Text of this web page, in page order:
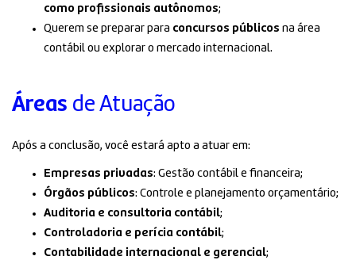
como profissionais autônomos;
Querem se preparar para concursos públicos na área
contábil ou explorar o mercado internacional.
Áreas de Atuação
Após a conclusão, você estará apto a atuar em:
Empresas privadas: Gestão contábil e financeira;
Órgãos públicos: Controle e planejamento orçamentário;
Auditoria e consultoria contábil;
Controladoria e perícia contábil;
Contabilidade internacional e gerencial;